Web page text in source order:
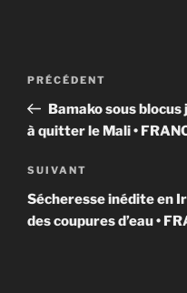
Navigation
l’article
Article
précédent
PRÉCÉDENT
Bamako sous
à quitter le Mali •
Article
suivant
SUIVANT
Sécheresse inédite en
des coupures d’eau •